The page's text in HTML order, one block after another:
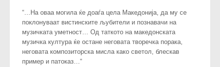
“…На оваа могила ќе доаѓа цела Македонија, да му се
поклонуваат вистинските љубители и познавачи на
музичката уметност… Од таткото на македонската
музичка култура ќе остане неговата творечка порака,
неговата композиторска мисла како светол, блескав
пример и патоказ…“